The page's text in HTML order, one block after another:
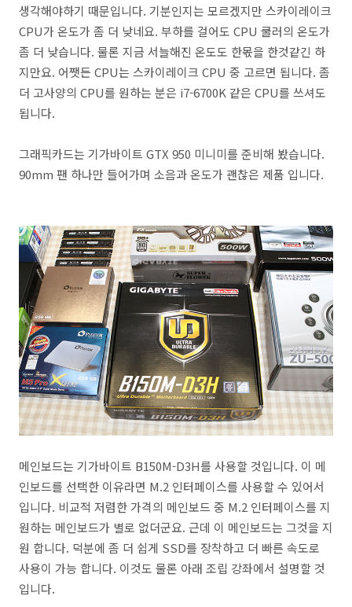
생각해야하기 때문입니다. 기분인지는 모르겠지만 스카이레이크
CPU가 온도가 좀 더 낮네요. 부하를 걸어도 CPU 쿨러의 온도가
좀 더 낮습니다. 물론 지금 서늘해진 온도도 한몫을 한것같긴 하
지만요. 어쨋든 CPU는 스카이레이크 CPU 중 고르면 됩니다. 좀
더 고사양의 CPU를 원하는 분은 i7-6700K 같은 CPU를 쓰셔도
됩니다.
그래픽카드는 기가바이트 GTX 950 미니미를 준비해 봤습니다.
90mm 팬 하나만 들어가며 소음과 온도가 괜찮은 제품 입니다.
메인보드는 기가바이트 B150M-D3H를 사용할 것입니다. 이 메
인보드를 선택한 이유라면 M.2 인터페이스를 사용할 수 있어서
입니다. 비교적 저렴한 가격의 메인보드 중 M.2 인터페이스를 지
원하는 메인보드가 별로 없더군요. 근데 이 메인보드는 그것을 지
원 합니다. 덕분에 좀 더 쉽게 SSD를 장착하고 더 빠른 속도로
사용이 가능 합니다. 이것도 물론 아래 조립 강좌에서 설명할 것
입니다.